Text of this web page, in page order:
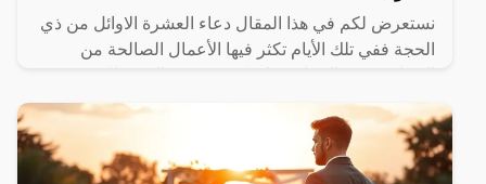
نستعرض لكم في هذا المقال دعاء العشرة الاوائل من ذي
الحجة ففي تلك الأيام تكثر فيها الأعمال الصالحة من
رسول الله